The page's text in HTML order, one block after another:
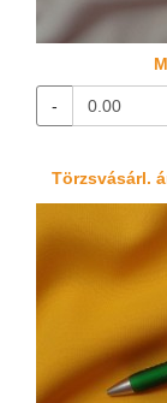
-
Törzsvásárl.